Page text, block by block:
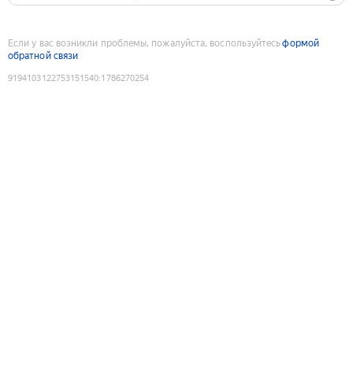
Если у вас возникли проблемы, пожалуйста, воспользуйтесьформой
обратной связи
9194103122753151540:1786270254